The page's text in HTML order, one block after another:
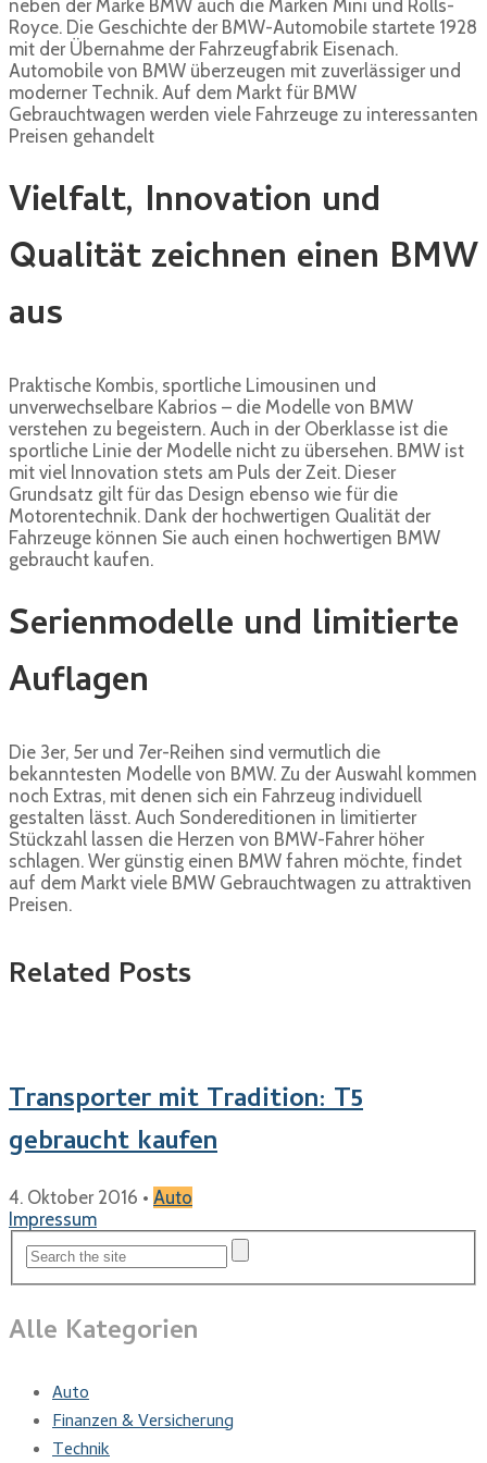
neben der Marke BMW auch die Marken Mini und Rolls-
Royce. Die Geschichte der BMW-Automobile startete 1928
mit der Übernahme der Fahrzeugfabrik Eisenach.
Automobile von BMW überzeugen mit zuverlässiger und
moderner Technik. Auf dem Markt für BMW
Gebrauchtwagen werden viele Fahrzeuge zu interessanten
Preisen gehandelt
Vielfalt, Innovation und
Qualität zeichnen einen BMW
aus
Praktische Kombis, sportliche Limousinen und
unverwechselbare Kabrios – die Modelle von BMW
verstehen zu begeistern. Auch in der Oberklasse ist die
sportliche Linie der Modelle nicht zu übersehen. BMW ist
mit viel Innovation stets am Puls der Zeit. Dieser
Grundsatz gilt für das Design ebenso wie für die
Motorentechnik. Dank der hochwertigen Qualität der
Fahrzeuge können Sie auch einen hochwertigen BMW
gebraucht kaufen.
Serienmodelle und limitierte
Auflagen
Die 3er, 5er und 7er-Reihen sind vermutlich die
bekanntesten Modelle von BMW. Zu der Auswahl kommen
noch Extras, mit denen sich ein Fahrzeug individuell
gestalten lässt. Auch Sondereditionen in limitierter
Stückzahl lassen die Herzen von BMW-Fahrer höher
schlagen. Wer günstig einen BMW fahren möchte, findet
auf dem Markt viele BMW Gebrauchtwagen zu attraktiven
Preisen.
Related Posts
Transporter mit Tradition: T5
gebraucht kaufen
4. Oktober 2016 • Auto
Impressum
Alle Kategorien
Auto
Finanzen & Versicherung
Technik